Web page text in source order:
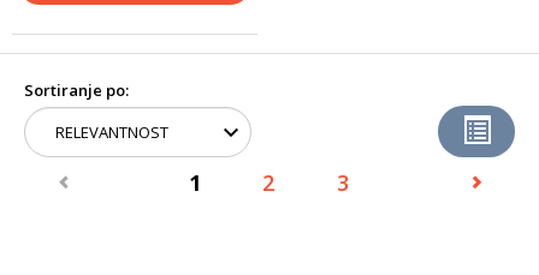
Sortiranje po:
1 2 3